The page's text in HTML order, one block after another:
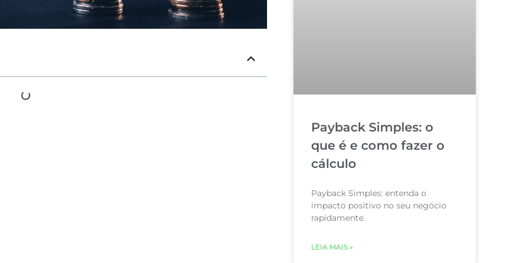
Payback Simples: o
que é e como fazer o
cálculo
Payback Simples: entenda o
impacto positivo no seu negócio
rapidamente.
LEIA MAIS »